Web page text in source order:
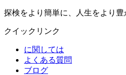
探検をより簡単に、人生をより豊
クイックリンク
に関しては
よくある質問
ブログ